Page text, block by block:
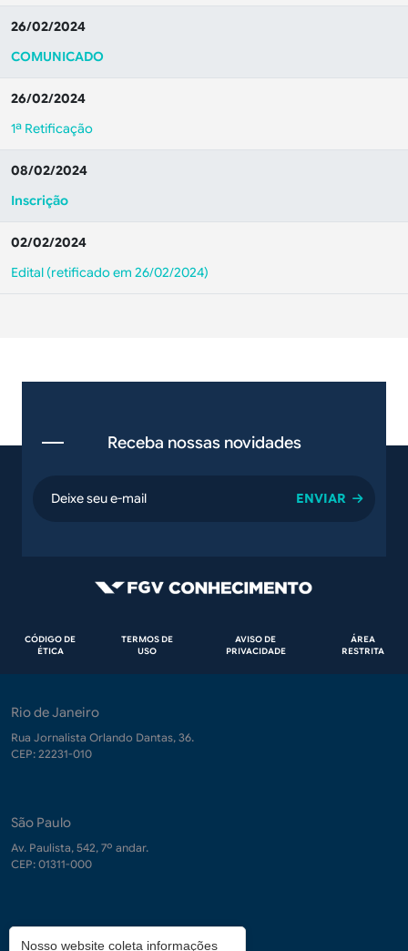
26/02/2024
COMUNICADO
26/02/2024
1ª Retificação
08/02/2024
Inscrição
02/02/2024
Edital (retificado em 26/02/2024)
Receba nossas novidades
email
Rodapé
CÓDIGO DE
ÉTICA
TERMOS DE
USO
AVISO DE
PRIVACIDADE
ÁREA
RESTRITA
Rio de Janeiro
Rua Jornalista Orlando Dantas, 36.
CEP: 22231-010
São Paulo
Av. Paulista, 542, 7º andar.
CEP: 01311-000
Contrate-nos
Nosso website coleta informações